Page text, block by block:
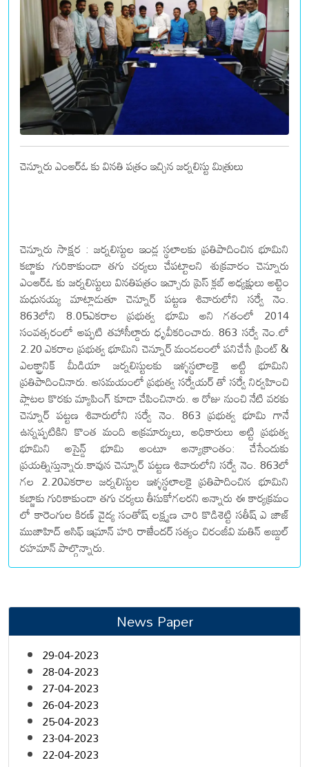
చెన్నూరు ఎంఆర్ఓ కు వినతి పత్రం ఇచ్చిన జర్నలిస్టు మిత్రులు
చెన్నూరు సాక్షర : జర్నలిస్టుల ఇండ్ల స్థలాలకు ప్రతిపాదించిన భూమిని
కబ్జాకు గురికాకుండా తగు చర్యలు చేపట్టాలని శుక్రవారం చెన్నూరు
ఎంఆర్ఓ కు జర్నలిస్టులు వినతిపత్రం ఇచ్చారు ప్రెస్ క్లబ్ అధ్యక్షులు అట్టెం
మధునయ్య మాట్లాడుతూ చెన్నూర్ పట్టణ శివారులోని సర్వే నెం.
863లోని 8.05ఎకరాల ప్రభుత్వ భూమి అని గతంలో 2014
సంవత్సరంలో అప్పటి తహాసీల్దారు ధృవీకరించారు. 863 సర్వే నెం.లో
2.20 ఎకరాల ప్రభుత్వ భూమిని చెన్నూర్ మండలంలో పనిచేసే ప్రింట్ &
ఎలక్ట్రానిక్ మీడియా జర్నలిస్టులకు ఇళ్ళస్థలాలకై అట్టి భూమిని
ప్రతిపాదించినారు. ఆసమయంలో ప్రభుత్వ సర్వేయర్ తో సర్వే నిర్వహించి
ప్లాటల కొరకు మ్యాపింగ్ కూడా చేపించినారు. ఆ రోజు నుంచి నేటి వరకు
చెన్నూర్ పట్టణ శివారులోని సర్వే నెం. 863 ప్రభుత్వ భూమి గానే
ఉన్నప్పటికిని కొంత మంది అక్రమార్కులు, అధికారులు అట్టి ప్రభుత్వ
భూమిని అసైన్డ్ భూమి అంటూ అన్యాక్రాంతం: చేసేందుకు
ప్రయత్నిస్తున్నారు.కావున చెన్నూర్ పట్టణ శివారులోని సర్వే నెం. 863లో
గల 2.20ఎకరాల జర్నలిస్టుల ఇళ్ళస్థలాలకై ప్రతిపాదించిన భూమిని
కబ్జాకు గురికాకుండా తగు చర్యలు తీసుకోగలరని అన్నారు ఈ కార్యక్రమం
లో కారెంగుల కిరణ్ వైద్య సంతోష్ లక్ష్మణ చారి కొడిశెట్టి సతీష్ ఎ జాజ్
ముజాహిద్ ఆసిఫ్ ఇమ్రాన్ హరి రాజేందర్ సత్యం చిరంజీవి మతిన్ అబ్దుల్
రహమాన్ పాల్గొన్నారు.
News Paper
29-04-2023
28-04-2023
27-04-2023
26-04-2023
25-04-2023
23-04-2023
22-04-2023